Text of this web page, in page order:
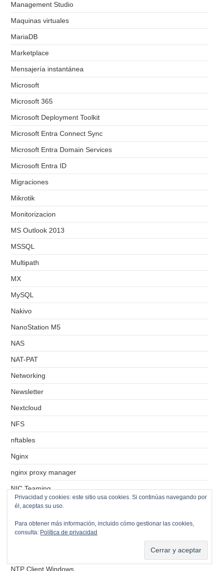
Management Studio
Maquinas virtuales
MariaDB
Marketplace
Mensajería instantánea
Microsoft
Microsoft 365
Microsoft Deployment Toolkit
Microsoft Entra Connect Sync
Microsoft Entra Domain Services
Microsoft Entra ID
Migraciones
Mikrotik
Monitorizacion
MS Outlook 2013
MSSQL
Multipath
MX
MySQL
Nakivo
NanoStation M5
NAS
NAT-PAT
Networking
Newsletter
Nextcloud
NFS
nftables
Nginx
nginx proxy manager
NIC Teaming
NPS
NTFS
NTP
NTP Client Windows
Privacidad y cookies: este sitio usa cookies. Si continúas navegando por
él, aceptas su uso.
Para obtener más información, incluido cómo gestionar las cookies,
consulta: Política de privacidad